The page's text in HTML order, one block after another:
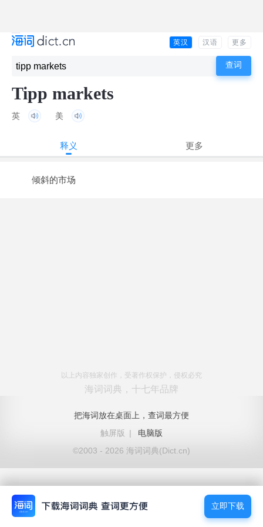
英汉 汉语 更多
Tipp markets
英 美
释义 更多
倾斜的市场
以上内容独家创作，受著作权保护，侵权必究
海词词典，十七年品牌
把海词放在桌面上，查词最方便
触屏版
|
电脑版
©2003 - 2026 海词词典(Dict.cn)
立即下载
立即下载